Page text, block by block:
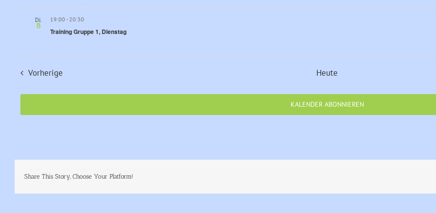
Di.
8
19:00 - 20:30
Training Gruppe 1, Dienstag
VorherigeVeranstaltungen Heute
KALENDER ABONNIEREN
Share This Story, Choose Your Platform!